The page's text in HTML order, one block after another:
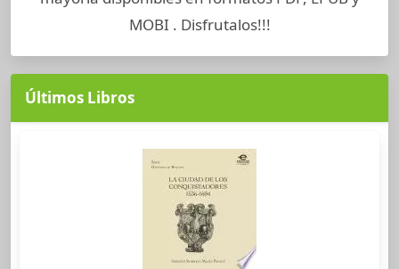
MOBI . Disfrutalos!!!
Últimos Libros